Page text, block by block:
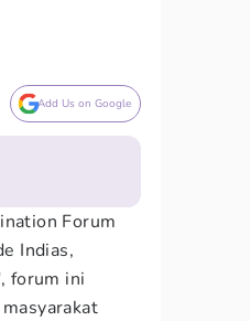
Add Us on Google
Forum
Indias,
forum ini